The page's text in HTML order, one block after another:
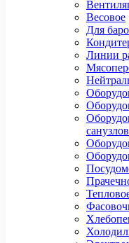
Весовое
Для
Линии
санузлов